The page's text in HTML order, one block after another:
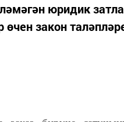
юридик
закон